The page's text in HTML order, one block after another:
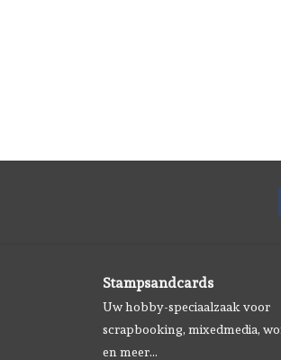
Stampsandcards
Uw hobby-speciaalzaak voor
scrapbooking, mixedmedia,
en meer...